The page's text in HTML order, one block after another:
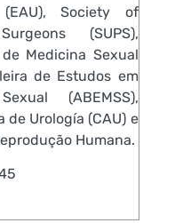
Society of
(SUPS),
Medicina Sexual
de Estudos em
(ABEMSS),
de Urología (CAU) e
Humana.